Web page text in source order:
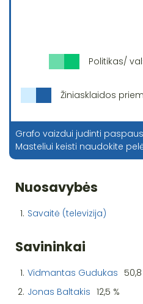
Politikas/
Žiniasklaidos
Grafo vaizdui judinti
Masteliui keisti naudokite
Nuosavybės
1. Savaitė (televizija)
Savininkai
1. Vidmantas Gudukas 50,8
2. Jonas Baltakis 12,5 %